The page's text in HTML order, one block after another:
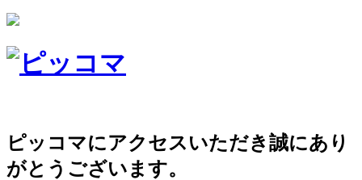
ピッコマにアクセスいただき誠にあり
がとうございます。